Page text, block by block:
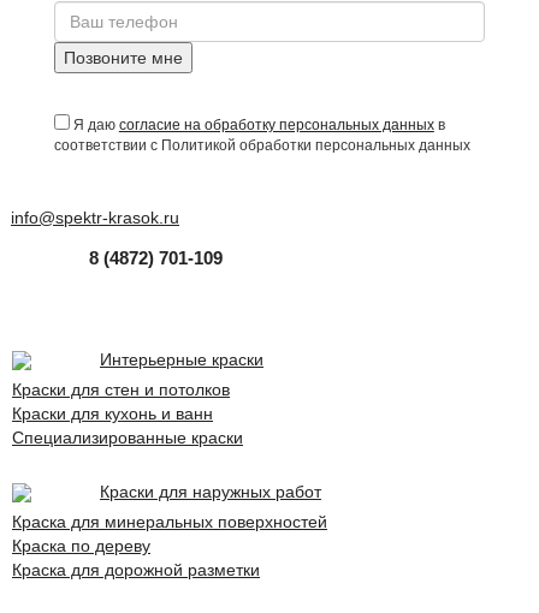
Позвоните мне
Я даю согласие на обработку персональных данныхв
соответствии с Политикой обработки персональных данных
info@spektr-krasok.ru
8 (4872) 701-109
Интерьерные краски
Краски для стен и потолков
Краски для кухонь и ванн
Специализированные краски
Краски для наружных работ
Краска для минеральных поверхностей
Краска по дереву
Краска для дорожной разметки